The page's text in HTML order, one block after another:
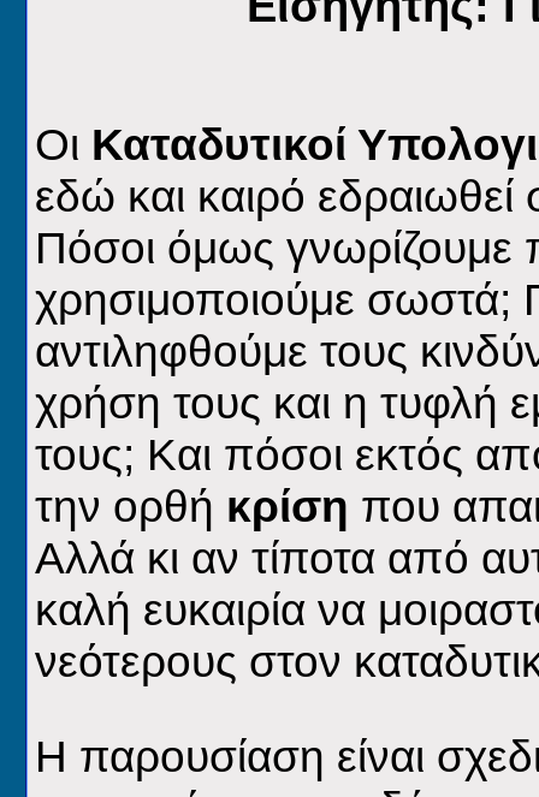
Οι Καταδυτικοί
εδώ και καιρό
Πόσοι όμως γνωρίζουμε
χρησιμοποιούμε σωστά;
αντιληφθούμε τους
χρήση τους και η τυφλή
τους; Και πόσοι εκτός
την ορθή κρίση που
Αλλά κι αν τίποτα από
καλή ευκαιρία να
νεότερους στον
H παρουσίαση είναι